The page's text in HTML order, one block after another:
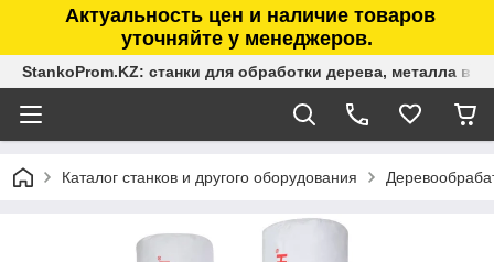
Актуальность цен и наличие товаров
уточняйте у менеджеров.
StankoProm.KZ: станки для обработки дерева, металла в
Каталог станков и другого оборудования